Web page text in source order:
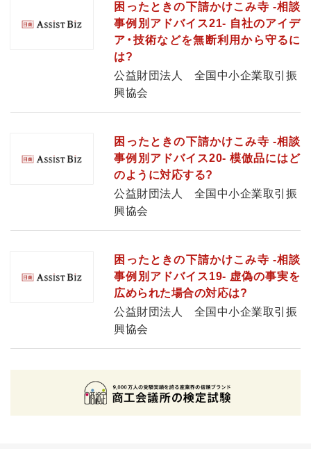
困ったときの下請かけこみ寺 -相談
事例別アドバイス21- 自社のアイデ
ア・技術などを無断利用から守るに
は?
公益財団法人 全国中小企業取引振
興協会
困ったときの下請かけこみ寺 -相談
事例別アドバイス20- 模倣品にはど
のように対応する?
公益財団法人 全国中小企業取引振
興協会
困ったときの下請かけこみ寺 -相談
事例別アドバイス19- 虚偽の事実を
広められた場合の対応は?
公益財団法人 全国中小企業取引振
興協会